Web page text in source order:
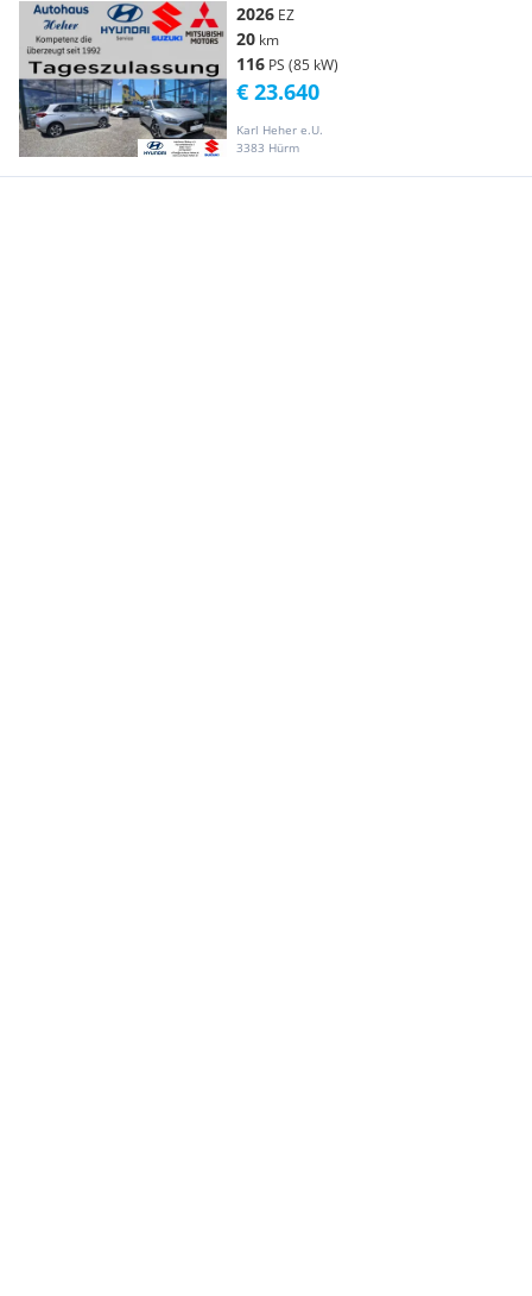
2026 EZ
20 km
116 PS (85 kW)
Karl Heher e.U.
3383 Hürm
€ 23.640